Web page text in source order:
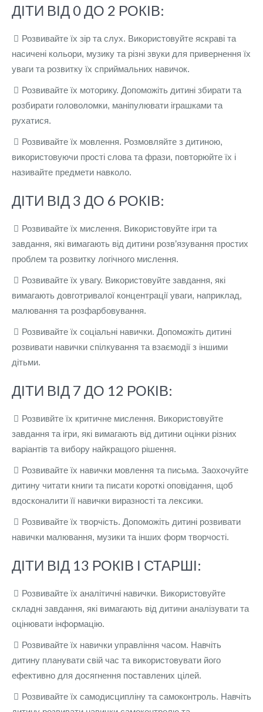
ДІТИ ВІД 0 ДО 2 РОКІВ:
Розвивайте їх зір та слух. Використовуйте яскраві та
насичені кольори, музику та різні звуки для привернення їх
уваги та розвитку їх сприймальних навичок.
Розвивайте їх моторику. Допоможіть дитині збирати та
розбирати головоломки, маніпулювати іграшками та
рухатися.
Розвивайте їх мовлення. Розмовляйте з дитиною,
використовуючи прості слова та фрази, повторюйте їх і
називайте предмети навколо.
ДІТИ ВІД 3 ДО 6 РОКІВ:
Розвивайте їх мислення. Використовуйте ігри та
завдання, які вимагають від дитини розв’язування простих
проблем та розвитку логічного мислення.
Розвивайте їх увагу. Використовуйте завдання, які
вимагають довготривалої концентрації уваги, наприклад,
малювання та розфарбовування.
Розвивайте їх соціальні навички. Допоможіть дитині
розвивати навички спілкування та взаємодії з іншими
дітьми.
ДІТИ ВІД 7 ДО 12 РОКІВ:
Розвивйте їх критичне мислення. Використовуйте
завдання та ігри, які вимагають від дитини оцінки різних
варіантів та вибору найкращого рішення.
Розвивайте їх навички мовлення та письма. Заохочуйте
дитину читати книги та писати короткі оповідання, щоб
вдосконалити її навички виразності та лексики.
Розвивайте їх творчість. Допоможіть дитині розвивати
навички малювання, музики та інших форм творчості.
ДІТИ ВІД 13 РОКІВ І СТАРШІ:
Розвивайте їх аналітичні навички. Використовуйте
складні завдання, які вимагають від дитини аналізувати та
оцінювати інформацію.
Розвивайте їх навички управління часом. Навчіть
дитину планувати свій час та використовувати його
ефективно для досягнення поставлених цілей.
Розвивайте їх самодисципліну та самоконтроль. Навчіть